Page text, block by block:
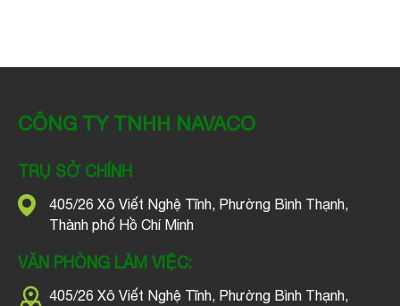
CÔNG TY TNHH NAVACO
TRỤ SỞ CHÍNH
405/26 Xô Viết Nghệ Tĩnh, Phường Bình Thạnh,
Thành phố Hồ Chí Minh
VĂN PHÒNG LÀM VIỆC:
405/26 Xô Viết Nghệ Tĩnh, Phường Bình Thạnh,